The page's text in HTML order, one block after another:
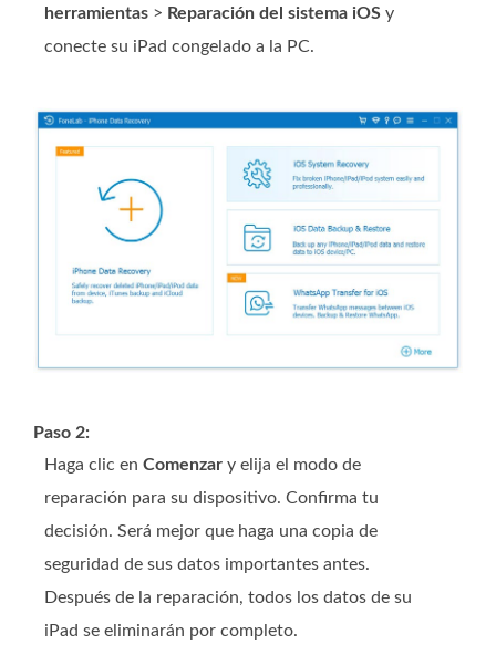
herramientas > Reparación del sistema iOS y
conecte su iPad congelado a la PC.
Paso 2:
Haga clic en Comenzar y elija el modo de
reparación para su dispositivo. Confirma tu
decisión. Será mejor que haga una copia de
seguridad de sus datos importantes antes.
Después de la reparación, todos los datos de su
iPad se eliminarán por completo.